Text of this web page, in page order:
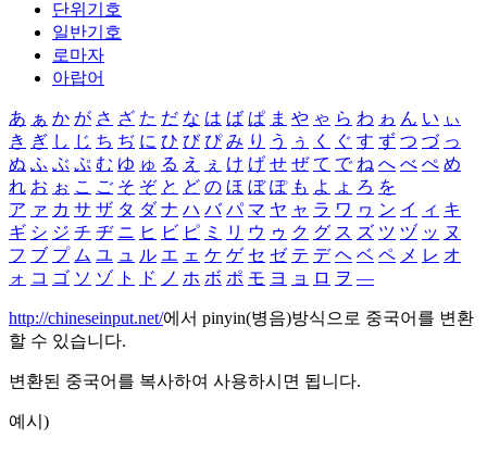
단위기호
일반기호
로마자
아랍어
あ ぁ か が さ ざ た だ な は ば ぱ ま や ゃ ら わ ゎ ん い ぃ
き ぎ し じ ち ぢ に ひ び ぴ み り う ぅ く ぐ す ず つ づ っ
ぬ ふ ぶ ぷ む ゆ ゅ る え ぇ け げ せ ぜ て で ね へ べ ぺ め
れ お ぉ こ ご そ ぞ と ど の ほ ぼ ぽ も よ ょ ろ を
ア ァ カ サ ザ タ ダ ナ ハ バ パ マ ヤ ャ ラ ワ ヮ ン イ ィ キ
ギ シ ジ チ ヂ ニ ヒ ビ ピ ミ リ ウ ゥ ク グ ス ズ ツ ヅ ッ ヌ
フ ブ プ ム ユ ュ ル エ ェ ケ ゲ セ ゼ テ デ ヘ ベ ペ メ レ オ
ォ コ ゴ ソ ゾ ト ド ノ ホ ボ ポ モ ヨ ョ ロ ヲ ―
http://chineseinput.net/에서 pinyin(병음)방식으로 중국어를 변환
할 수 있습니다.
변환된 중국어를 복사하여 사용하시면 됩니다.
예시)